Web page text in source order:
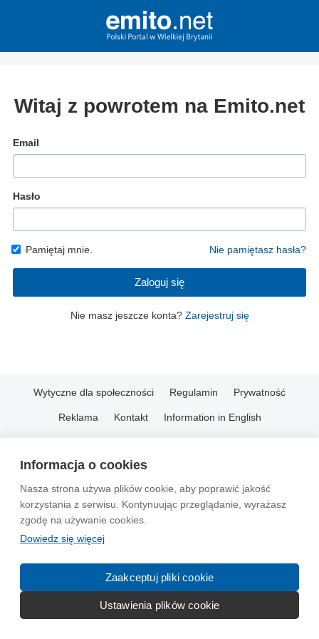
Informacja o cookies
Nasza strona używa plików cookie, aby poprawić jakość
korzystania z serwisu. Kontynuując przeglądanie, wyrażasz
zgodę na używanie cookies.
Dowiedz się więcej
Zaakceptuj pliki cookie
Ustawienia plików cookie
Witaj z powrotem na Emito.net
Email
Hasło
Pamiętaj mnie. Nie pamiętasz hasła?
Zaloguj się
Nie masz jeszcze konta? Zarejestruj się
Wytyczne dla społeczności Regulamin Prywatność
Reklama Kontakt Information in English